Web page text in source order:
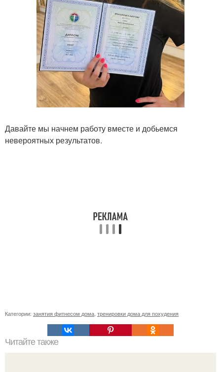
Давайте мы начнем работу вместе и добьемся
невероятных результатов.
Категории: занятия фитнесом дома тренировки дома для похудения
Читайте также